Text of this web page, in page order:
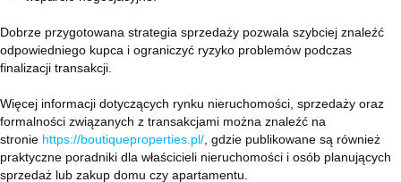
Dobrze przygotowana strategia sprzedaży pozwala szybciej znaleźć
odpowiedniego kupca i ograniczyć ryzyko problemów podczas
finalizacji transakcji.
Więcej informacji dotyczących rynku nieruchomości, sprzedaży oraz
formalności związanych z transakcjami można znaleźć na
stronie https://boutiqueproperties.pl/ , gdzie publikowane są również
praktyczne poradniki dla właścicieli nieruchomości i osób planujących
sprzedaż lub zakup domu czy apartamentu.